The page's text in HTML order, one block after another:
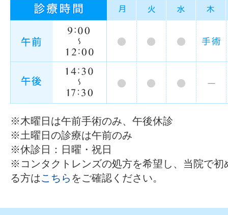
※木曜日は午前手術のみ、午後休診
※土曜日の診療は午前のみ
※休診日：日曜・祝日
※コンタクトレンズの処方を希望し、当院で初
る方はこちら をご確認ください。